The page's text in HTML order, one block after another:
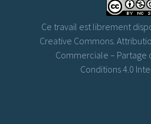
Ce travail est librement
Creative Commons.
Commerciale – Partage
Conditions 4.0